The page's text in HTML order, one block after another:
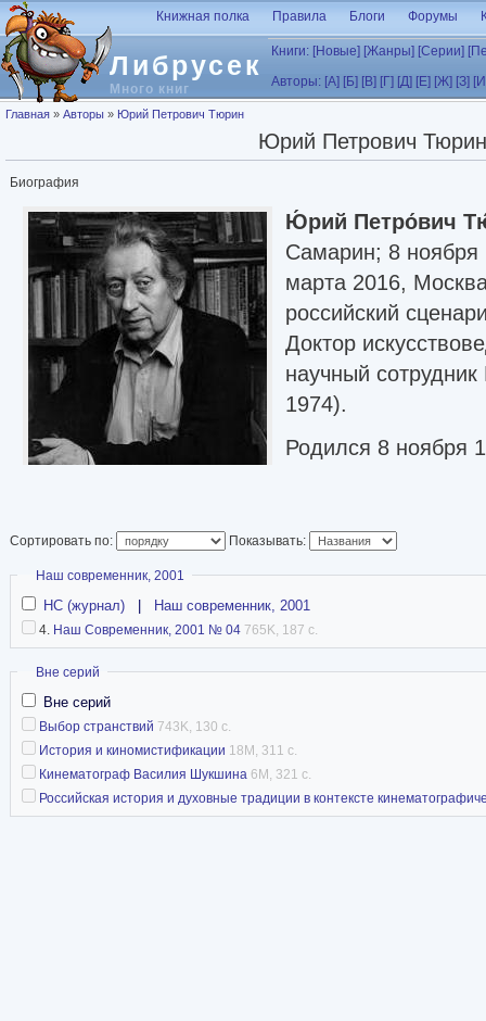
Перейти к основному содержанию
Либрусек
Много книг
Книжная полка Правила Блоги Форумы
Книги: [Новые] [Жанры] [Серии]
Авторы: [А] [Б] [В] [Г] [Д] [Е] [Ж] [З]
Вы здесь
Главная » Авторы » Юрий Петрович Тюрин
Юрий Петрович Тюрин
Биография
Ю́рий Петро́вич
Самарин; 8
марта 2016,
российский
Доктор
научный
1974).
Родился 8 ноября
государственного института
годах работал редактором в издательстве
года — ведущий научный сотрудник НИИ
Печатался с 1964 года, первая публикация
1981 году защитил диссертацию на соискание
кандидата искусствоведения «Проблемы
творчества В. М. Шукшина». В 2006 году в
диссертацию на соискание учёной степени
по теме «Российская история и духовные
Сортировать по: Показывать:
Скрыть
Наш современник, 2001
НС (журнал) Наш современник, 2001
4. Наш Современник, 2001 № 04 765K, 187 с.
Скрыть
Вне серий
Вне серий
Выбор странствий 743K, 130 с.
История и киномистификации 18M, 311 с.
Кинематограф Василия Шукшина 6M, 321 с.
Российская история и духовные традиции в контексте